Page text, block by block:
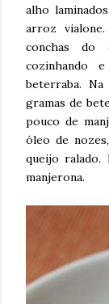
alho
arroz
conchas do
cozinhando
beterraba.
gramas de
pouco de
óleo de
queijo ralado.
manjerona.